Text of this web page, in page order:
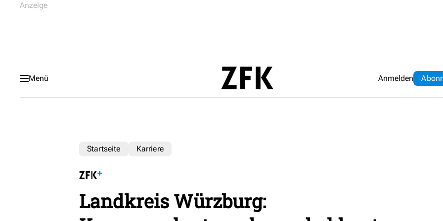
Menü Anmelden Abo
Startseite Karriere
Landkreis Würzburg: